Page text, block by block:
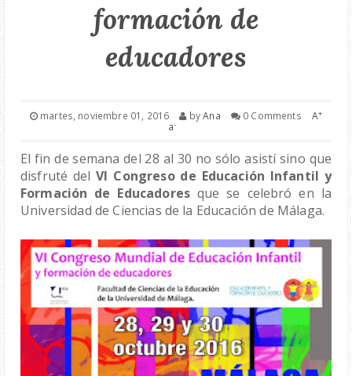
RECURSOS
YO
formación de
educadores
martes, noviembre 01, 2016 byAna 0 Comments A+
a-
El fin de semana del 28 al 30 no sólo asistí sino que
disfruté del VI Congreso de Educación Infantil y
Formación de Educadores que se celebró en la
Universidad de Ciencias de la Educación de Málaga.